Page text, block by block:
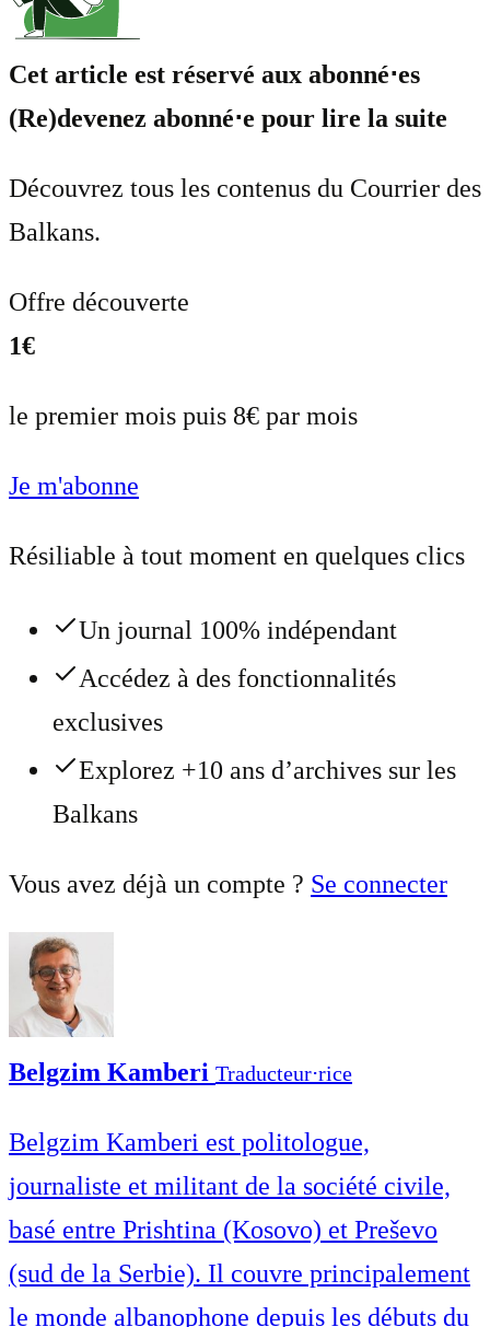
Cet article est réservé aux abonné⋅es
(Re)devenez abonné⋅e pour lire la suite
Découvrez tous les contenus du Courrier des
Balkans.
Offre découverte
1€
le premier mois puis 8€ par mois
Je m'abonne
Résiliable à tout moment en quelques clics
Un journal 100% indépendant
Accédez à des fonctionnalités
exclusives
Explorez +10 ans d’archives sur les
Balkans
Vous avez déjà un compte ? Se connecter
Belgzim Kamberi Traducteur⋅rice
Belgzim Kamberi est politologue,
journaliste et militant de la société civile,
basé entre Prishtina (Kosovo) et Preševo
(sud de la Serbie). Il couvre principalement
le monde albanophone depuis les débuts du